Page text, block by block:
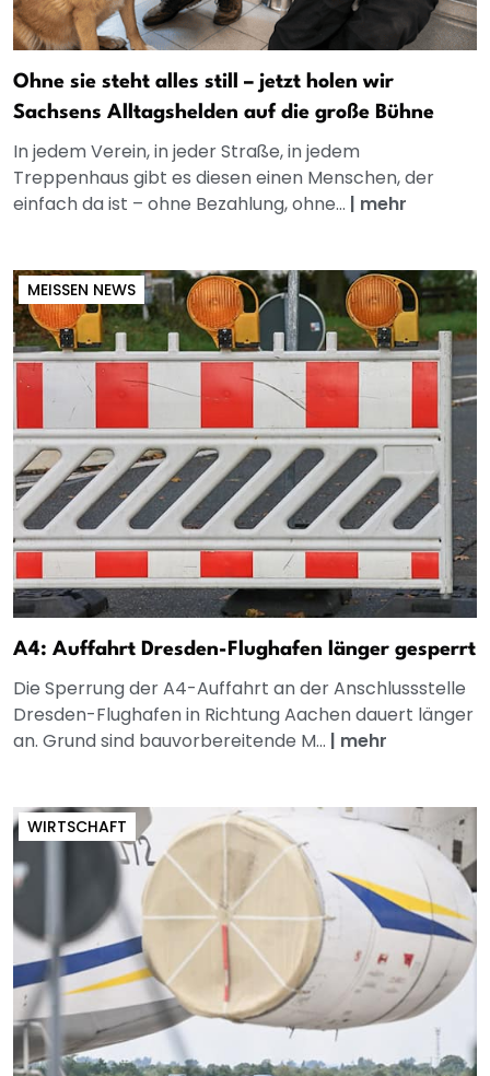
Ohne sie steht alles still – jetzt holen wir
Sachsens Alltagshelden auf die große Bühne
In jedem Verein, in jeder Straße, in jedem
Treppenhaus gibt es diesen einen Menschen, der
einfach da ist – ohne Bezahlung, ohne... | mehr
MEISSEN NEWS
A4: Auffahrt Dresden-Flughafen länger gesperrt
Die Sperrung der A4-Auffahrt an der Anschlussstelle
Dresden-Flughafen in Richtung Aachen dauert länger
an. Grund sind bauvorbereitende M... | mehr
WIRTSCHAFT